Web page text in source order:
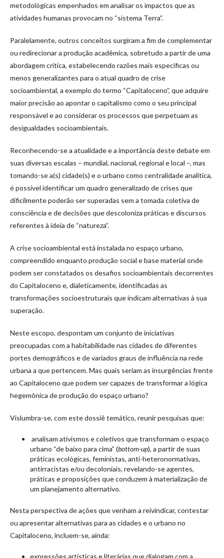
metodológicas empenhados em analisar os impactos que as
atividades humanas provocam no “sistema Terra”.
Paralelamente, outros conceitos surgiram a fim de complementar
ou redirecionar a produção acadêmica, sobretudo a partir de uma
abordagem crítica, estabelecendo razões mais específicas ou
menos generalizantes para o atual quadro de crise
socioambiental, a exemplo do termo “Capitaloceno”, que adquire
maior precisão ao apontar o capitalismo como o seu principal
responsável e ao considerar os processos que perpetuam as
desigualdades socioambientais.
Reconhecendo-se a atualidade e a importância deste debate em
suas diversas escalas – mundial, nacional, regional e local –, mas
tomando-se a(s) cidade(s) e o urbano como centralidade analítica,
é possível identificar um quadro generalizado de crises que
dificilmente poderão ser superadas sem a tomada coletiva de
consciência e de decisões que descoloniza práticas e discursos
referentes à ideia de “natureza”.
A crise socioambiental está instalada no espaço urbano,
compreendido enquanto produção social e base material onde
podem ser constatados os desafios socioambientais decorrentes
do Capitaloceno e, dialeticamente, identificadas as
transformações socioestruturais que indicam alternativas à sua
superação.
Neste escopo, despontam um conjunto de iniciativas
preocupadas com a habitabilidade nas cidades de diferentes
portes demográficos e de variados graus de influência na rede
urbana a que pertencem. Mas quais seriam as insurgências frente
ao Capitaloceno que podem ser capazes de transformar a lógica
hegemônica de produção do espaço urbano?
Vislumbra-se, com este dossiê temático, reunir pesquisas que:
analisam ativismos e coletivos que transformam o espaço
urbano “de baixo para cima” (bottom-up), a partir de suas
práticas ecológicas, feministas, anti-heteronormativas,
antirracistas e/ou decoloniais, revelando-se agentes,
práticas e proposições que conduzem à materialização de
um planejamento alternativo.
Nesta perspectiva de ações que venham a reivindicar, contestar
ou apresentar alternativas para as cidades e o urbano no
Capitaloceno, incluem-se, ainda:
expressões artísticas e literárias que dialogam com a